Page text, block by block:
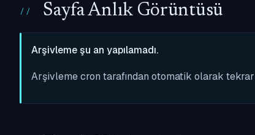
Sayfa Anlık Görüntüsü
Arşivleme şu an yapılamadı.
Arşivleme cron tarafından otomatik olarak